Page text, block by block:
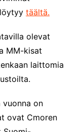
täältä.
olevat
MM-kisat
laittomia
vuonna on
ovat Cmoren